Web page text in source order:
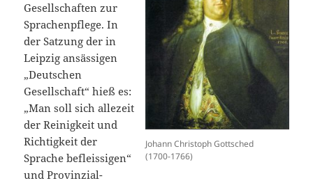
Johann Christoph Gottsched
(1700-1766)
Gesellschaften zur
Sprachenpflege. In
der Satzung der in
Leipzig ansässigen
„Deutschen
Gesellschaft“ hieß es:
„Man soll sich allezeit
der Reinigkeit und
Richtigkeit der
Sprache befleissigen“
und Provinzial-